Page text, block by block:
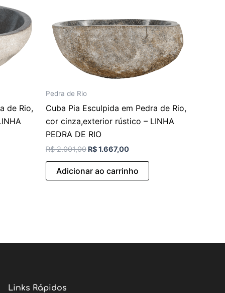
de Rio,
Pedra de Rio
Cuba Pia Esculpida em Pedra de Rio,
cor cinza,exterior rústico – LINHA
PEDRA DE RIO
R$2.001,00 R$1.667,00
Adicionar ao carrinho
Links Rápidos